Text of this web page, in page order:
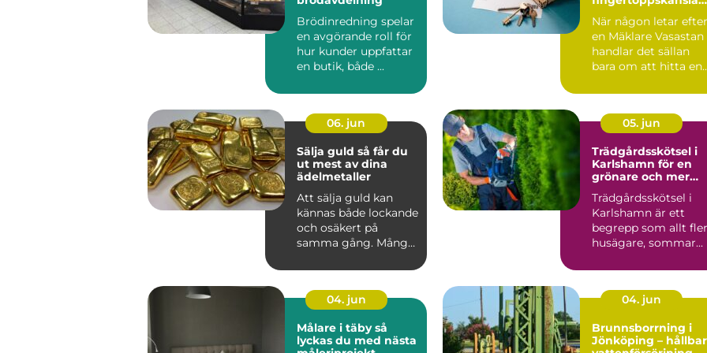
Brödinredning spelar
en avgörande roll för
hur kunder uppfattar
en butik, både ...
bostadsaffär
När någon letar efter
en Mäklare Vasastan
handlar det sällan
bara om att hitta en
06. jun
Sälja guld så får du
ut mest av dina
ädelmetaller
Att sälja guld kan
kännas både lockande
och osäkert på
samma gång. Många
eller tac...
05. jun
Trädgårdsskötsel i
Karlshamn för en
grönare och mer
Trädgårdsskötsel i
Karlshamn är ett
begrepp som allt fler
husägare, sommar...
04. jun
Målare i täby så
lyckas du med nästa
04. jun
Brunnsborrning i
Jönköping – hållbar